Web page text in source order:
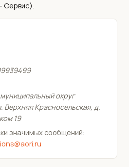
Сервис).
округ
Верхняя Красносельская, д.
19
значимых сообщений: